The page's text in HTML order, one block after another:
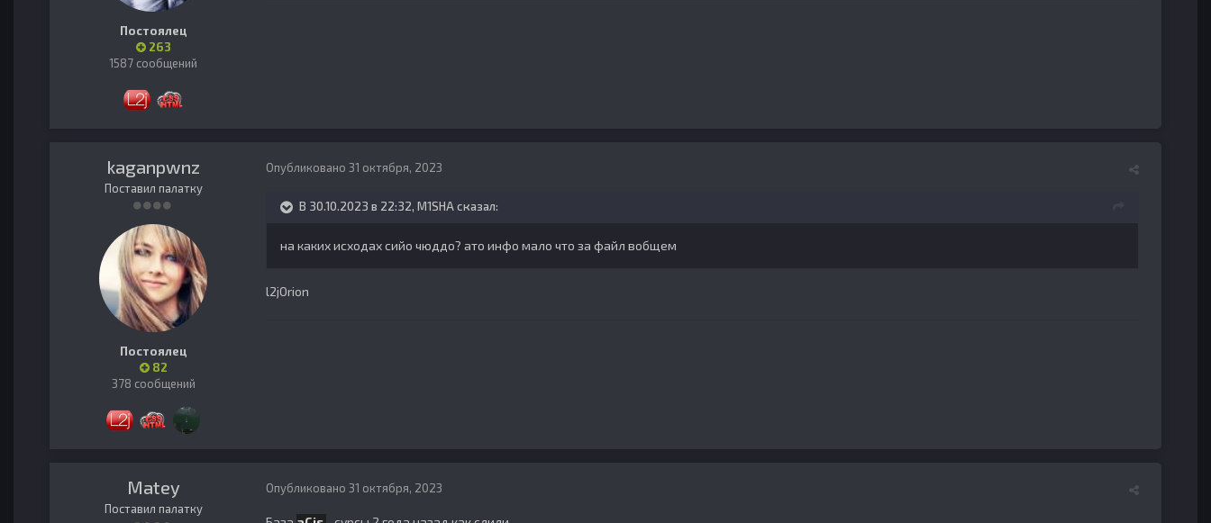
Постоялец
263
1587 сообщений
kaganpwnz
Поставил палатку
Постоялец
82
378 сообщений
Опубликовано 31 октября, 2023
В 30.10.2023 в 22:32, M1SHAсказал:
на каких исходах сийо чюддо? ато инфо мало что за файл вобщем
l2jOrion
Matey
Поставил палатку
Опубликовано 31 октября, 2023